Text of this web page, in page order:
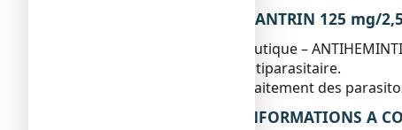
1. QU’EST-CE QUE COMBANTRIN 125
Classe pharmacothérapeutique –
Ce médicament est un antiparasitaire.
Il est préconisé dans le traitement des
2. QUELLES SONT LES INFORMATIONS